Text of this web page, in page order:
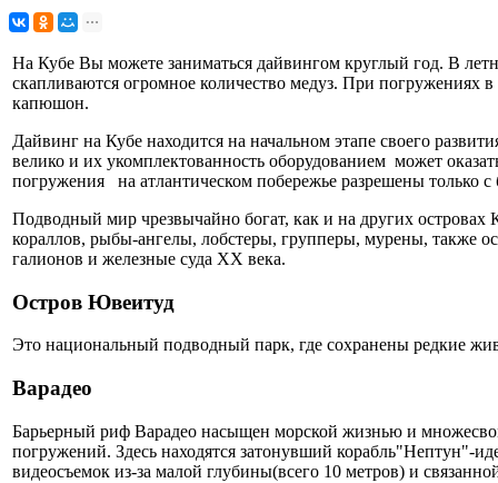
На Кубе Вы можете заниматься дайвингом круглый год. В
скапливаются огромное количество медуз. При погружениях в
капюшон.
Дайвинг на Кубе находится на начальном этапе своего
велико и их укомплектованность оборудованием может
погружения на атлантическом побережье разрешены только с
Подводный мир чрезвычайно богат, как и на других островах
кораллов, рыбы-ангелы, лобстеры, групперы, мурены, также
галионов и железные суда XX века.
Остров Ювеитуд
Это национальный подводный парк, где сохранены редкие
Варадео
Барьерный риф Варадео насыщен морской жизнью и
погружений. Здесь находятся затонувший корабль"Нептун"-
видеосъемок из-за малой глубины(всего 10 метров) и